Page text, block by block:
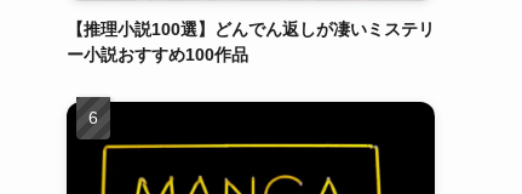
【推理小説100選】どんでん返しが凄いミステリ
ー小説おすすめ100作品